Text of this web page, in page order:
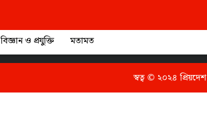
বিজ্ঞান ও প্রযুক্তি মতামত
প্রাইভেসি পলিসি আমাদের সর্ম্পকে
স্বত্ব © ২০২৪ প্রিয়দেশ